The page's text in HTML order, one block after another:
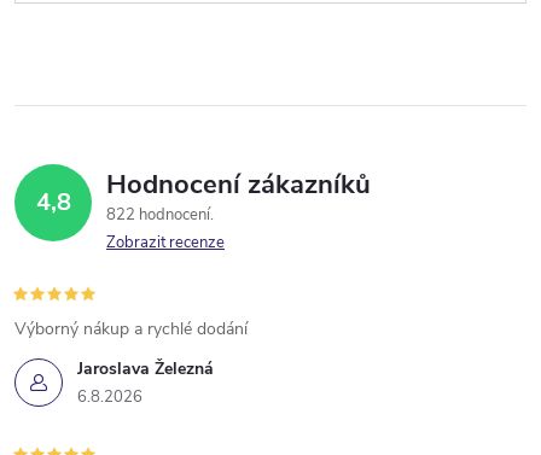
4,8 Hodnocení zákazníků
822 hodnocení
Zobrazit recenze
Jaroslava Železná
6.8.2026
Výborný nákup a rychlé dodání